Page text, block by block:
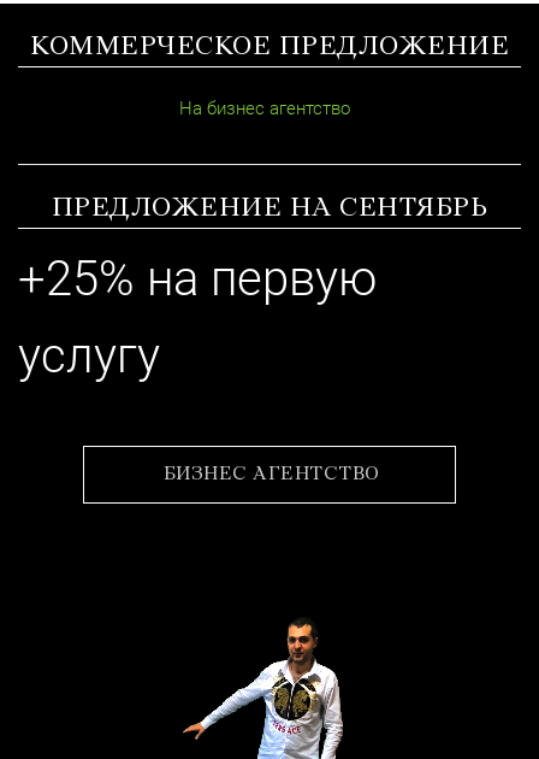
КОММЕРЧЕСКОЕ ПРЕДЛОЖЕНИЕ
На бизнес агентство
ПРЕДЛОЖЕНИЕ НА СЕНТЯБРЬ
+25% на первую
услугу
БИЗНЕС АГЕНТСТВО